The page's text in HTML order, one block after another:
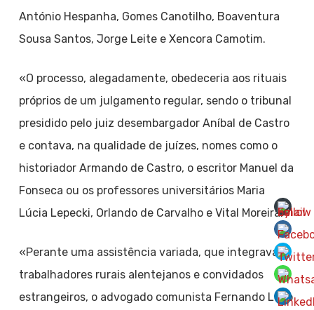
António Hespanha, Gomes Canotilho, Boaventura
Sousa Santos, Jorge Leite e Xencora Camotim.
«O processo, alegadamente, obedeceria aos rituais
próprios de um julgamento regular, sendo o tribunal
presidido pelo juiz desembargador Aníbal de Castro
e contava, na qualidade de juízes, nomes como o
historiador Armando de Castro, o escritor Manuel da
Fonseca ou os professores universitários Maria
Lúcia Lepecki, Orlando de Carvalho e Vital Moreira.
«Perante uma assistência variada, que integrava
trabalhadores rurais alentejanos e convidados
estrangeiros, o advogado comunista Fernando Luso